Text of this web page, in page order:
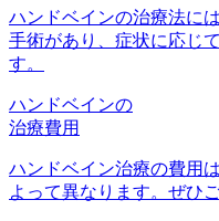
ハンドベインの治療法に
手術があり、症状に応じ
す。
ハンドベインの
治療費用
ハンドベイン治療の費用
よって異なります。​ぜひ